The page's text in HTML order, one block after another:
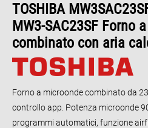
TOSHIBA
MW3-SAC23SF Forno
combinato con aria
Forno a microonde combinato da
controllo app. Potenza microonde
programmi automatici, funzione